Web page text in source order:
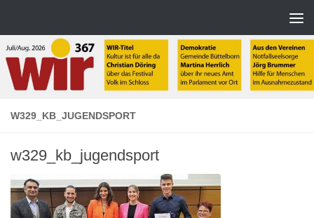
W329_KB_JUGENDSPORT
w329_kb_jugendsport